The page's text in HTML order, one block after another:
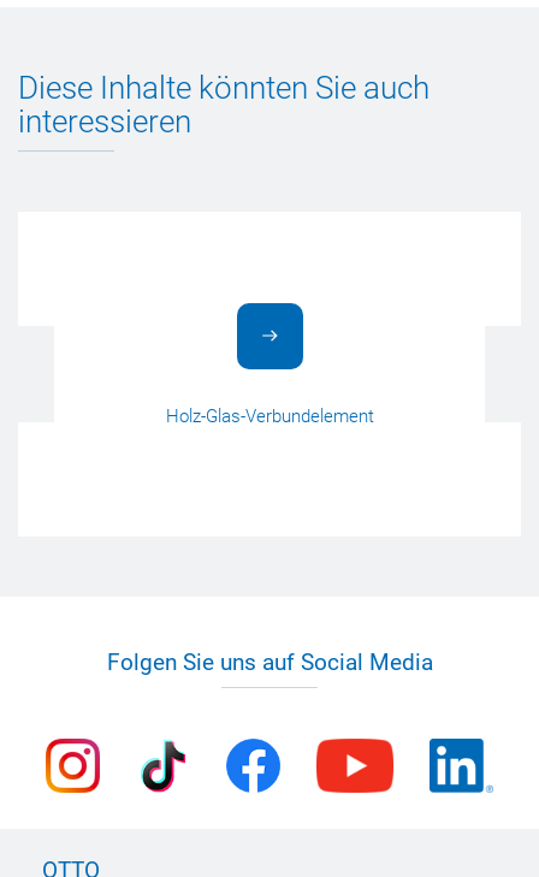
Diese Inhalte könnten Sie auch
interessieren
Holz-Glas-Verbundelement
Folgen Sie uns auf Social Media
OTTO